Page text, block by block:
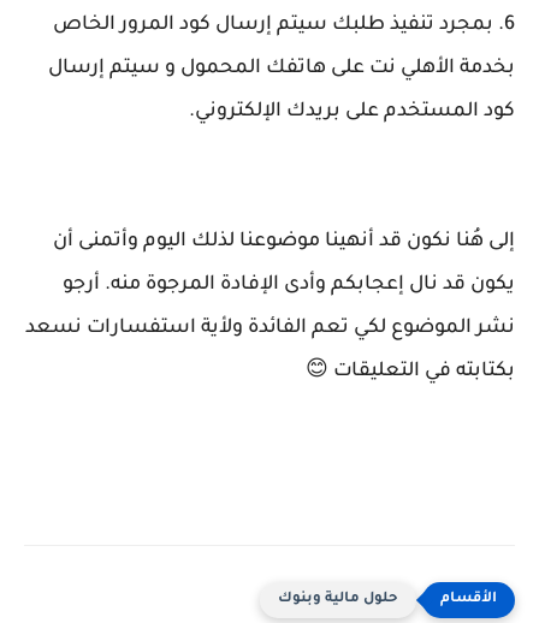
6. بمجرد تنفيذ طلبك سيتم إرسال كود المرور الخاص
بخدمة الأهلي نت على هاتفك المحمول و سيتم إرسال
كود المستخدم على بريدك الإلكتروني.
إلى هُنا نكون قد أنهينا موضوعنا لذلك اليوم وأتمنى أن
يكون قد نال إعجابكم وأدى الإفادة المرجوة منه. أرجو
نشر الموضوع لكي تعم الفائدة ولأية استفسارات نسعد
بكتابته في التعليقات 😊
حلول مالية وبنوك